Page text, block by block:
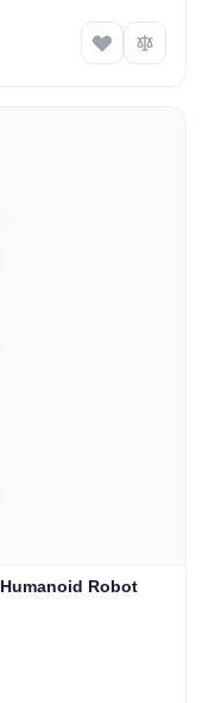
Robot